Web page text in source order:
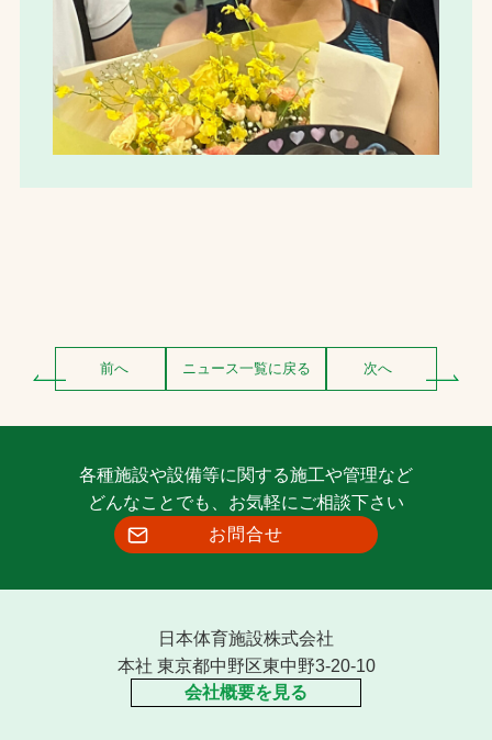
前へ ニュース一覧に戻る 次へ
各種施設や設備等に関する施工や管理など
どんなことでも、お気軽にご相談下さい
お問合せ
日本体育施設株式会社
本社 東京都中野区東中野3-20-10
会社概要を見る